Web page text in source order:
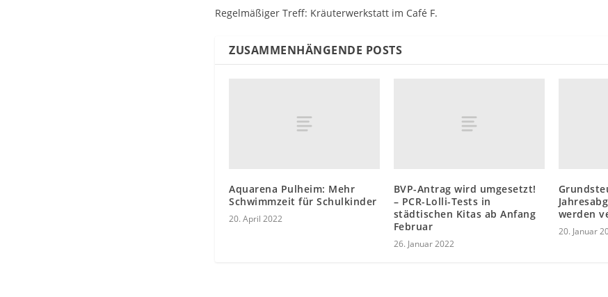
Regelmäßiger Treff: Kräuterwerkstatt im Café F.
ZUSAMMENHÄNGENDE POSTS
Aquarena Pulheim: Mehr
Schwimmzeit für Schulkinder
20. April 2022
BVP-Antrag wird umgesetzt!
– PCR-Lolli-Tests in
städtischen Kitas ab Anfang
Februar
26. Januar 2022
werden
20. Januar